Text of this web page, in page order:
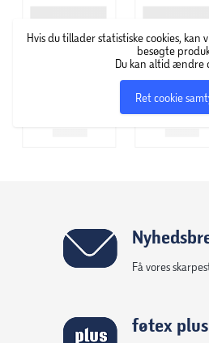
70 mm tyk topmadras
Nordisk Fjer B110 kommer med
50 mm skumkerne med quiltet
tykkelse på 70 mm.
betræk, som gør det nemt at tage
minimum 3 døgn før brug.
Under topmadrassen finder vi
en medium fasthed.
Hvis du tillader statistiske cookies, kan
besøgte
Du kan altid ændre
Ret cookie
Få vores
føtex plus